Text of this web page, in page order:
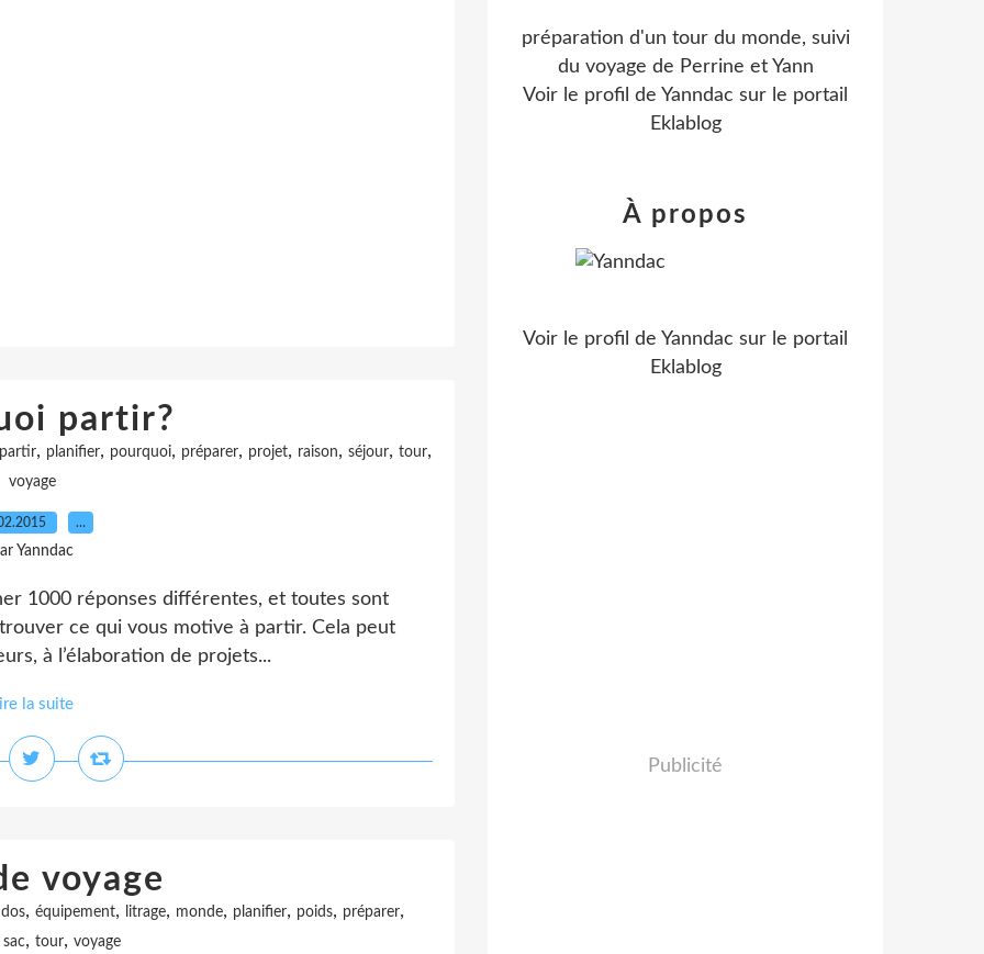
partir?
partir, planifier, pourquoi, préparer, projet, raison, séjour, tour,
voyage
…
Yanndac
1000 réponses différentes, et toutes sont
ce qui vous motive à partir. Cela peut
à l’élaboration de projets...
la suite
voyage
dos, équipement, litrage, monde, planifier, poids, préparer,
sac, tour, voyage
préparation d'un tour du monde, suivi
du voyage de Perrine et Yann
Voir le profil de Yanndac sur le portail
Eklablog
À propos
Voir le profil de Yanndac sur le portail
Eklablog
Publicité